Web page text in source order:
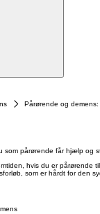
Pårørende og
som pårørende får hjælp
hvis du er pårørende
som er hårdt for den